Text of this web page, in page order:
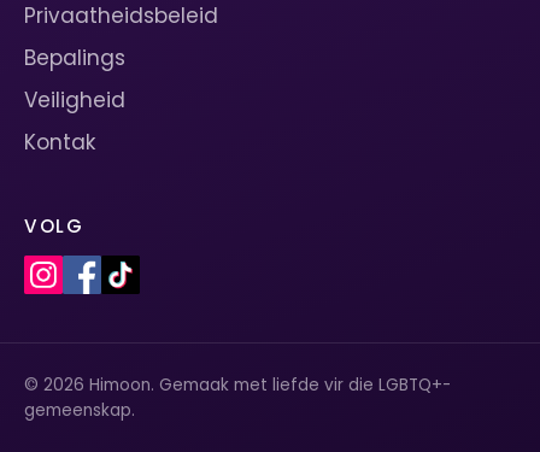
Privaatheidsbeleid
Bepalings
Veiligheid
Kontak
VOLG
© 2026 Himoon. Gemaak met liefde vir die LGBTQ+-
gemeenskap.